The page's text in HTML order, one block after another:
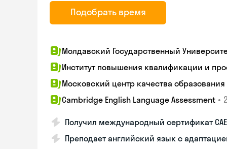
Подобрать время
Молдавский Государственный
Институт повышения квалификации и
Московский центр качества образования
Cambridge English Language Assessment •
Получил международный сертификат
Преподает английский язык с